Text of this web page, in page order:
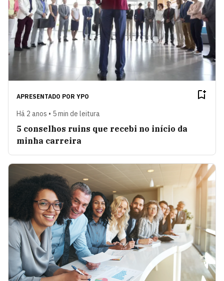
APRESENTADO POR YPO
Há 2 anos • 5 min de leitura
5 conselhos ruins que recebi no início da
minha carreira